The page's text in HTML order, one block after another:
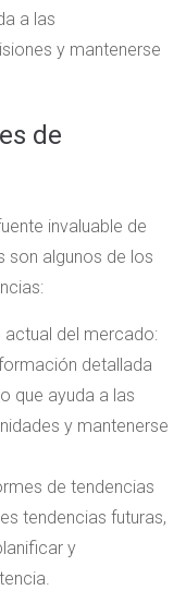
a las
y mantenerse
de
invaluable de
son algunos de los
del mercado:
detallada
que ayuda a las
y mantenerse
de tendencias
tendencias futuras,
y